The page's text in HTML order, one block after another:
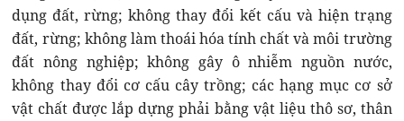
dụng đất, rừng; không thay đổi kết cấu và hiện trạng
đất, rừng; không làm thoái hóa tính chất và môi trường
đất nông nghiệp; không gây ô nhiễm nguồn nước,
không thay đổi cơ cấu cây trồng; các hạng mục cơ sở
vật chất được lắp dựng phải bằng vật liệu thô sơ, thân